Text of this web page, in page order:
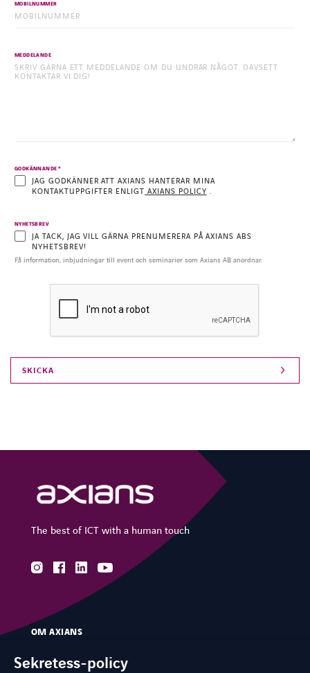
MOBILNUMMER
MEDDELANDE
GODKÄNNANDE *
JAG GODKÄNNER ATT AXIANS HANTERAR MINA
KONTAKTUPPGIFTER ENLIGT AXIANS POLICY .
NYHETSBREV
JA TACK, JAG VILL GÄRNA PRENUMERERA PÅ AXIANS ABS
NYHETSBREV!
Få information, inbjudningar till event och seminarier som Axians AB anordnar.
The best of ICT with a human touch
instagramfacebooklinkedinyoutube
OM AXIANS
VÅR EXPERTIS
Sekretess-policy